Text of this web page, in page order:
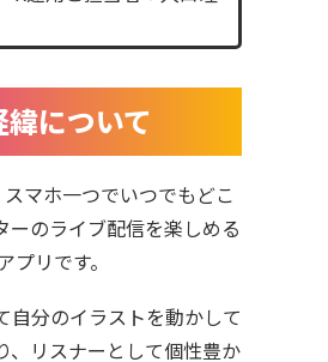
について
スマホ一つでいつでもどこ
ーのライブ配信を楽しめる
リです。
自分のイラストを動かして
、リスナーとして個性豊か